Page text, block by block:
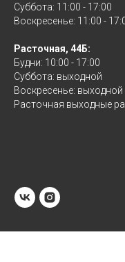
Суббота: 11:00 - 17:00
Воскресенье: 11:00 -
Расточная, 44Б:
Будни: 10:00 - 17:00
Суббота: выходной
Воскресенье: выходной
Расточная выходные